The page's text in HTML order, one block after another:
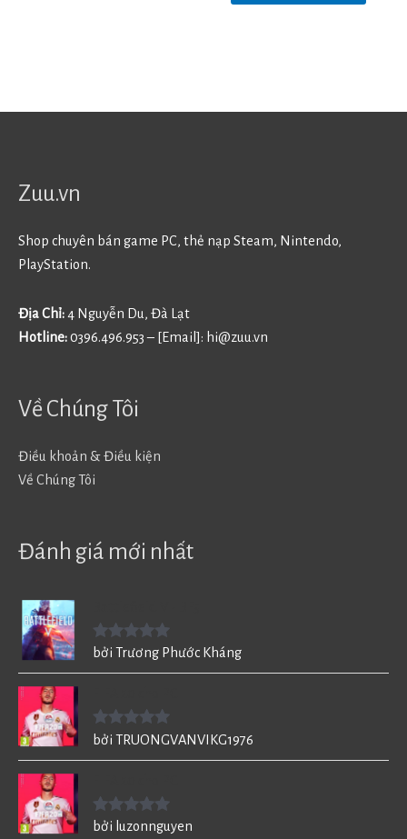
Zuu.vn
Shop chuyên bán game PC, thẻ nạp Steam, Nintendo,
PlayStation.
Địa Chỉ:4 Nguyễn Du, Đà Lạt
Hotline:0396.496.953 – [Email]: hi@zuu.vn
Về Chúng Tôi
Điều khoản & Điều kiện
Về Chúng Tôi
Đánh giá mới nhất
Được xếp
bởi Trương Phước Kháng
Được xếp
bởi TRUONGVANVIKG1976
Được xếp
bởi luzonnguyen